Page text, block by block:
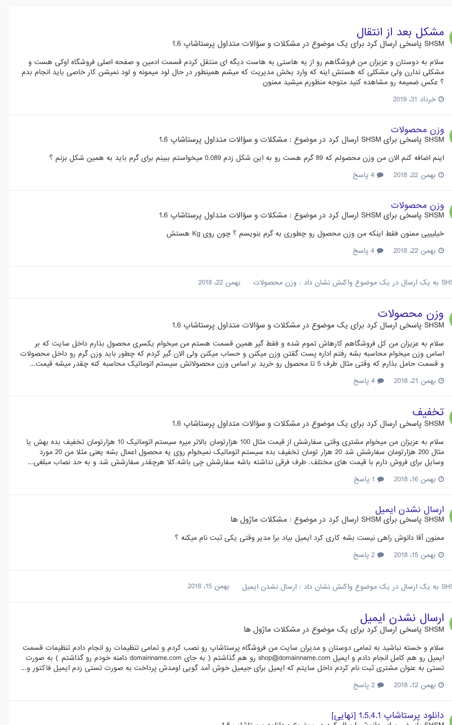
مشکل بعد از انتقال
SHSM پاسخی ارسال کرد برای یک موضوع در مشکلات و سؤالات متداول پرستاشاپ 1.6
سلام به دوستان و عزیزان من فروشگاهم رو از یه هاستی به هاست دیگه ای منتقل کردم قسمت ادمین و صفحه اصلی فروشگاه اوکی هست و
مشکلی ندارن ولی مشکلی که هستش اینه که وارد بخش مدیریت که میشم همینطور در حال لود میمونه و لود نمیشن کار خاصی باید انجام بدم
؟ عکس ضمیمه رو مشاهده کنید متوجه منظورم میشید ممنون
خرداد 31، 2019
وزن محصولات
SHSM پاسخی برای SHSM ارسال کرد در موضوع : مشکلات و سؤالات متداول پرستاشاپ 1.6
اینم اضافه کنم الان من وزن محصولم که 89 گرم هست رو به این شکل زدم 0.089 میخواستم ببینم برای گرم باید به همین شکل بزنم ؟
بهمن 22، 2018
وزن محصولات
SHSM پاسخی برای SHSM ارسال کرد در موضوع : مشکلات و سؤالات متداول پرستاشاپ 1.6
خیلیییی ممنون فقط اینکه من وزن محصول رو چطوری به گرم بنویسم ؟ چون روی Kg هستش
بهمن 22، 2018
به یک ارسال در یک موضوع واکنش نشان داد : وزن محصولات بهمن 22، 2018
وزن محصولات
SHSM پاسخی ارسال کرد برای یک موضوع در مشکلات و سؤالات متداول پرستاشاپ 1.6
سلام به عزیزان من کل فروشگاهم کارهاش تموم شده و فقط گیر همین قسمت هستم من میخوام یکسری محصول بذارم داخل سایت که بر
اساس وزن میخوام محاسبه بشه رفتم اداره پست گقتن وزن میکنن و حساب میکنن ولی الان گیر کردم که چطور باید وزن گرم رو داخل محصولات
و قسمت حامل بذارم که وقتی مثال طرف 5 تا محصول رو خرید بر اساس وزن محصولاتش سیستم اتوماتیک محاسبه کنه چقدر میشه قیمت...
بهمن 21، 2018
تخفیف
SHSM پاسخی ارسال کرد برای یک موضوع در مشکلات و سؤالات متداول پرستاشاپ 1.6
سلام به عزیزان من میخوام مشتری وقتی سفارشش از قیمت مثال 100 هزارتومان بالاتر میره سیستم اتوماتیک 10 هزارتومان تخفیف بده بهش یا
مثال 200 هزارتومان سفارشش شد 20 هزار تومان تخفیف بده سیستم اتوماتیک نمیخوام روی یه محصول اعمال بشه یعنی مثلا من 20 مورد
وسایل برای فروش دارم با قیمت های مختلف. طرف فرقی نداشته باشه سفارشش چی باشه.کلا هرچقدر سفارشش شد و به حد نصاب مبلغی...
بهمن 16، 2018
ارسال نشدن ایمیل
SHSM پاسخی برای SHSM ارسال کرد در موضوع : مشکلات ماژول ها
ممنون آقا دانوش راهی نیست بشه کاری کرد ایمیل بیاد برا مدیر وقتی یکی ثبت نام میکنه ؟
بهمن 15، 2018
به یک ارسال در یک موضوع واکنش نشان داد : ارسال نشدن ایمیل بهمن 15، 2018
ارسال نشدن ایمیل
SHSM پاسخی ارسال کرد برای یک موضوع در مشکلات ماژول ها
سلام و خسته نباشید به تمامی دوستان و مدیران سایت من فروشگاه پرستاشاپ رو نصب کردم و تمامی تنظیمات رو انجام دادم تنظیمات قسمت
ایمیل رو هم کامل انجام دادم و ایمیل shop@domainname.com رو هم گذاشتم ( به جای domainname.com دامنه خودم رو گذاشتم ) به صورت
تستی به عنوان مشتری ثبت نام کردم داخل سایتم که ایمیل برای جیمیل خوش آمد گویی اومدش پرداخت به صورت تستی زدم ایمیل فاکتور و...
بهمن 12، 2018
دانلود پرستاشاپ 1.5.4.1 [نهایی]